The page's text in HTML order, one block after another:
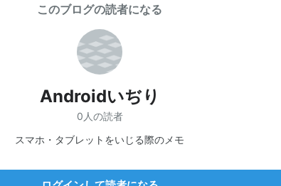
このブログの読者になる
Androidいぢり
0人の読者
スマホ・タブレットをいじる際のメモ